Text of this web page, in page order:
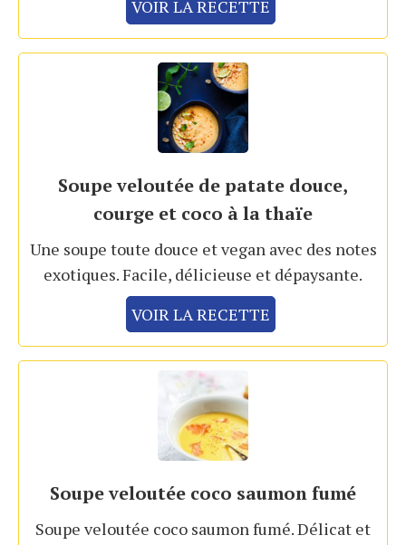
VOIR LA RECETTE
Soupe veloutée de patate douce,
courge et coco à la thaïe
Une soupe toute douce et vegan avec des notes
exotiques. Facile, délicieuse et dépaysante.
VOIR LA RECETTE
Soupe veloutée coco saumon fumé
Soupe veloutée coco saumon fumé. Délicat et